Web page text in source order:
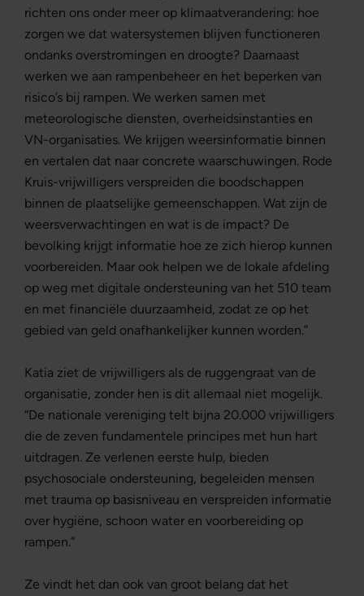
richten ons onder meer op klimaatverandering: hoe
zorgen we dat watersystemen blijven functioneren
ondanks overstromingen en droogte? Daarnaast
werken we aan rampenbeheer en het beperken van
risico’s bij rampen. We werken samen met
meteorologische diensten, overheidsinstanties en
VN-organisaties. We krijgen weersinformatie binnen
en vertalen dat naar concrete waarschuwingen. Rode
Kruis-vrijwilligers verspreiden die boodschappen
binnen de plaatselijke gemeenschappen. Wat zijn de
weersverwachtingen en wat is de impact? De
bevolking krijgt informatie hoe ze zich hierop kunnen
voorbereiden. Maar ook helpen we de lokale afdeling
op weg met digitale ondersteuning van het 510 team
en met financiële duurzaamheid, zodat ze op het
gebied van geld onafhankelijker kunnen worden.”
Katia ziet de vrijwilligers als de ruggengraat van de
organisatie, zonder hen is dit allemaal niet mogelijk.
“De nationale vereniging telt bijna 20.000 vrijwilligers
die de zeven fundamentele principes met hun hart
uitdragen. Ze verlenen eerste hulp, bieden
psychosociale ondersteuning, begeleiden mensen
met trauma op basisniveau en verspreiden informatie
over hygiëne, schoon water en voorbereiding op
rampen.”
Ze vindt het dan ook van groot belang dat het